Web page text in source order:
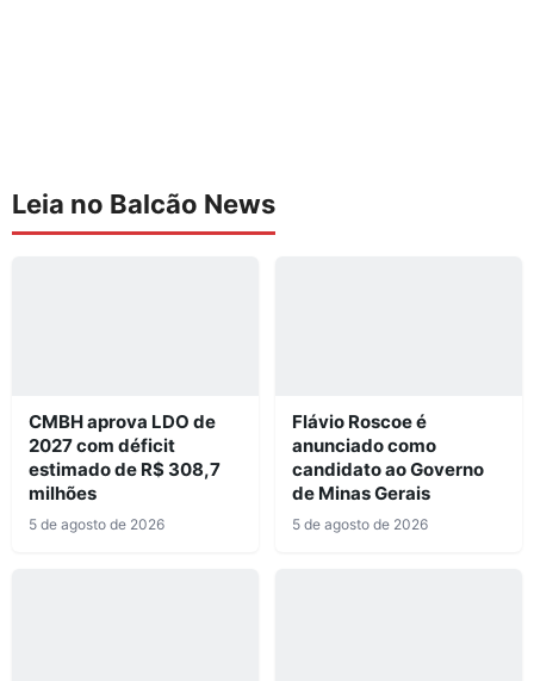
Leia no Balcão News
CMBH aprova LDO de
2027 com déficit
estimado de R$ 308,7
milhões
5 de agosto de 2026
Flávio Roscoe é
anunciado como
candidato ao Governo
de Minas Gerais
5 de agosto de 2026